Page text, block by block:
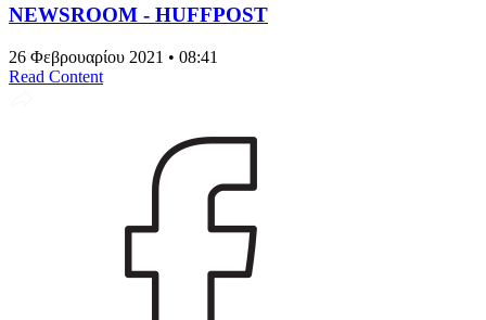
NEWSROOM - HUFFPOST
26 Φεβρουαρίου 2021 • 08:41
Read Content